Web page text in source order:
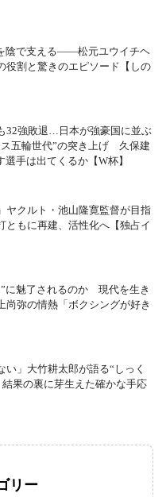
陰で支える――松元ユウイチヘ
役割と驚きのエピソード【しの
32強敗退…日本が強豪国に並ぶ
五輪世代”の突き上げ 久保建
手は出てくるか【W杯】
ヤクルト・池山隆寛監督が目指
もに再建、活性化へ【独占イ
に魅了されるのか 現代を生き
尚弥の情熱「ボクシングが好き
い」大竹耕太郎が語る“しっく
果の裏に芽生えた確かな手応
リー